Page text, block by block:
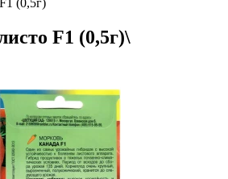
F1 (0,5г)\